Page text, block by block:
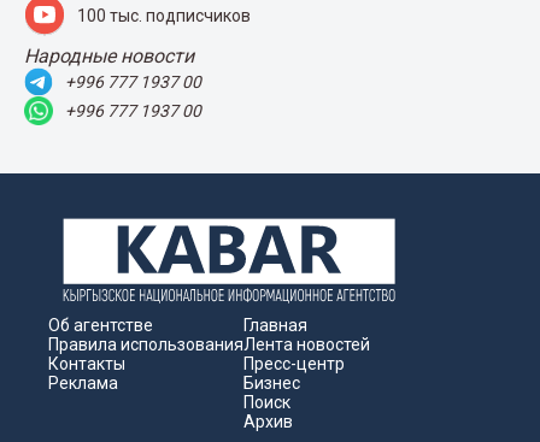
100 тыс. подписчиков
Народные новости
+996 777 1937 00
+996 777 1937 00
Об агентстве
Правила использования
Контакты
Реклама
Главная
Лента новостей
Пресс-центр
Бизнес
Поиск
Архив